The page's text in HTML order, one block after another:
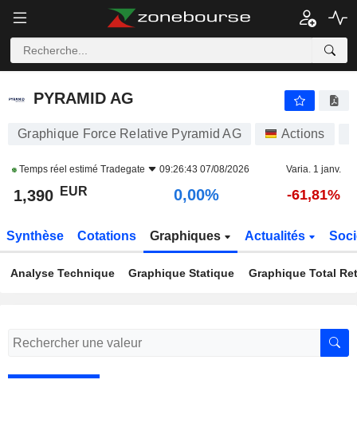
PYRAMID AG
PYRAMID AG
Graphique Force Relative Pyramid AG Actions
Temps réel estimé Tradegate 09:26:43 07/08/2026 Varia. 1 janv.
1,390 EUR 0,00% -61,81%
Synthèse Cotations Graphiques Actualités
Analyse Technique Graphique Statique Graphique Total